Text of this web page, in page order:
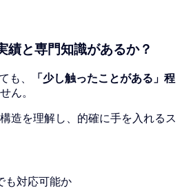
績と専門知識があるか？
も、
「少し触ったことがある」程
ん。
造を理解し、的確に手を入れるス
も対応可能か